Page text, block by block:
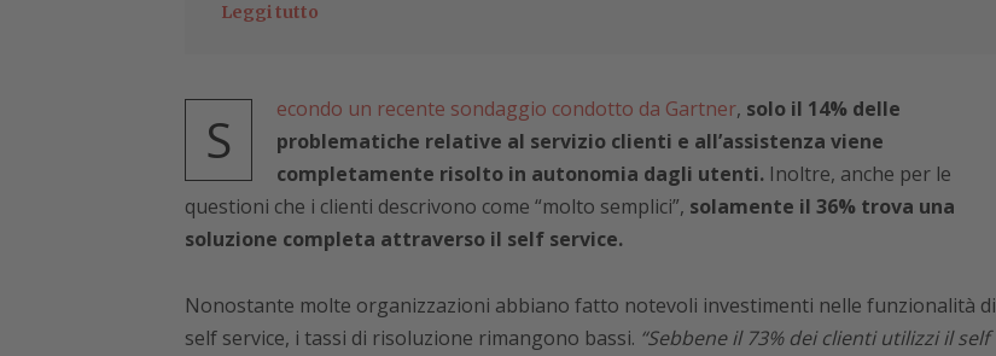
Leggi tutto
S econdo un recente sondaggio condotto da Gartner, solo il 14% delle
problematiche relative al servizio clienti e all’assistenza viene
completamente risolto in autonomia dagli utenti.Inoltre, anche per le
questioni che i clienti descrivono come “molto semplici”, solamente il 36% trova una
soluzione completa attraverso il self service.
Nonostante molte organizzazioni abbiano fatto notevoli investimenti nelle funzionalità di
self service, i tassi di risoluzione rimangono bassi. “Sebbene il 73% dei clienti utilizzi il self